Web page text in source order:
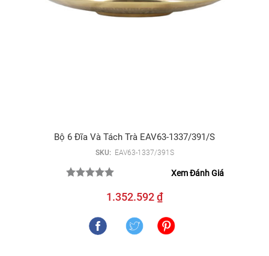
Bộ 6 Đĩa Và Tách Trà EAV63-1337/391/S
SKU: EAV63-1337/391S
Xem Đánh Giá
1.352.592 ₫